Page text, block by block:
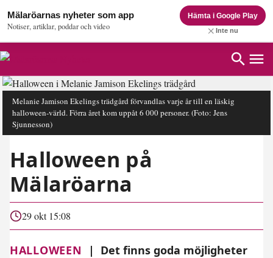
Mälaröarnas nyheter som app
Notiser, artiklar, poddar och video
Hämta i Google Play
Inte nu
Melanie Jamison Ekelings trädgård förvandlas varje år till en läskig
halloween-värld. Förra året kom uppåt 6 000 personer.(Foto: Jens
Sjunnesson)
Halloween på
Mälaröarna
29 okt 15:08
HALLOWEEN |
Det finns goda möjligheter